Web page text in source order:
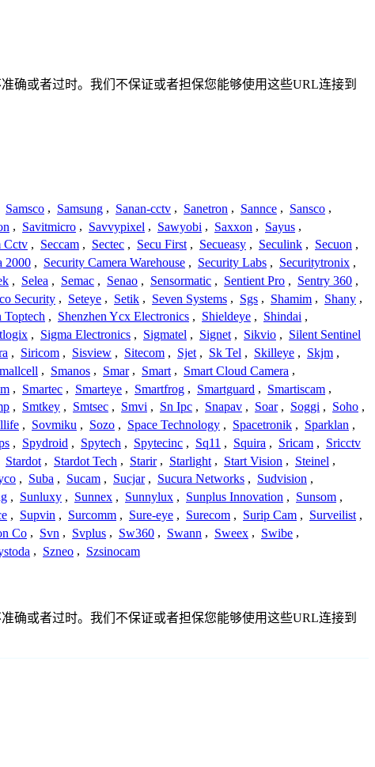
确或者过时。我们不保证或者担保您能够使用这些URL连接到
Samsco , Samsung , Sanan-cctv , Sanetron , Sannce , Sansco ,
, Savitmicro , Savvypixel , Sawyobi , Saxxon , Sayus ,
Cctv , Seccam , Sectec , Secu First , Secueasy , Seculink , Secuon ,
2000 , Security Camera Warehouse , Security Labs , Securitytronix ,
, Selea , Semac , Senao , Sensormatic , Sentient Pro , Sentry 360 ,
Security , Seteye , Setik , Seven Systems , Sgs , Shamim , Shany ,
Toptech , Shenzhen Ycx Electronics , Shieldeye , Shindai ,
, Sigma Electronics , Sigmatel , Signet , Sikvio , Silent Sentinel
, Siricom , Sisview , Sitecom , Sjet , Sk Tel , Skilleye , Skjm ,
, Smanos , Smar , Smart , Smart Cloud Camera ,
, Smartec , Smarteye , Smartfrog , Smartguard , Smartiscam ,
, Smtkey , Smtsec , Smvi , Sn Ipc , Snapav , Soar , Soggi , Soho ,
, Sovmiku , Sozo , Space Technology , Spacetronik , Sparklan ,
, Spydroid , Spytech , Spytecinc , Sq11 , Squira , Sricam , Sricctv
Stardot , Stardot Tech , Starir , Starlight , Start Vision , Steinel ,
, Suba , Sucam , Sucjar , Sucura Networks , Sudvision ,
, Sunluxy , Sunnex , Sunnylux , Sunplus Innovation , Sunsom ,
, Supvin , Surcomm , Sure-eye , Surecom , Surip Cam , Surveilist ,
Co , Svn , Svplus , Sw360 , Swann , Sweex , Swibe ,
, Szneo , Szsinocam
确或者过时。我们不保证或者担保您能够使用这些URL连接到